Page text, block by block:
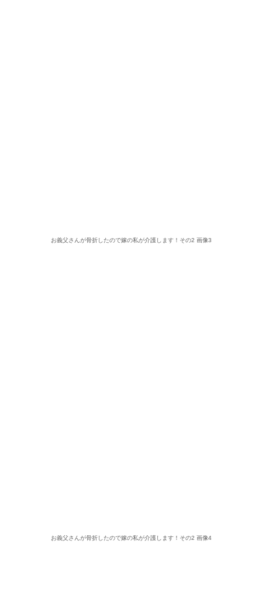
お義父さんが骨折したので嫁の私が介護します！その2 画像3
お義父さんが骨折したので嫁の私が介護します！その2 画像4